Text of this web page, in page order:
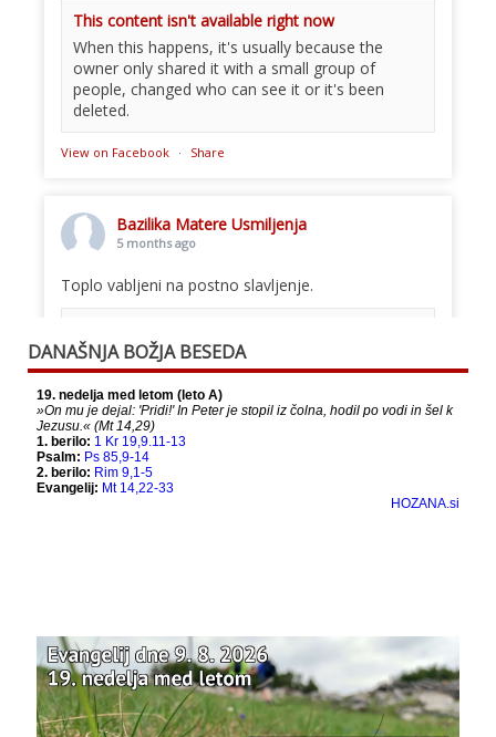
This content isn't available right now
When this happens, it's usually because the
owner only shared it with a small group of
people, changed who can see it or it's been
deleted.
View on Facebook · Share
Bazilika Matere Usmiljenja
5 months ago
Toplo vabljeni na postno slavljenje.
When this happens, it's usually because the
owner only shared it with a small group of
people, changed who can see it or it's been
deleted.
View on Facebook
Photo
View on Facebook · Share
DANAŠNJA BOŽJA BESEDA